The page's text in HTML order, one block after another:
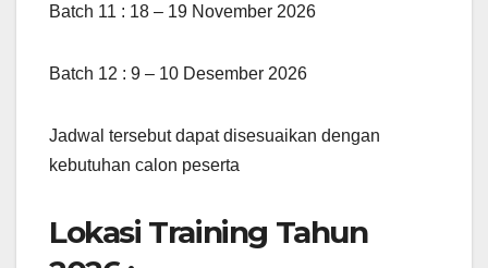
Batch 11 : 18 – 19 November 2026
Batch 12 : 9 – 10 Desember 2026
Jadwal tersebut dapat disesuaikan dengan
kebutuhan calon peserta
Lokasi Training Tahun